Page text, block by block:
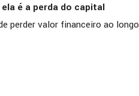
é a perda do capital
perder valor financeiro ao longo